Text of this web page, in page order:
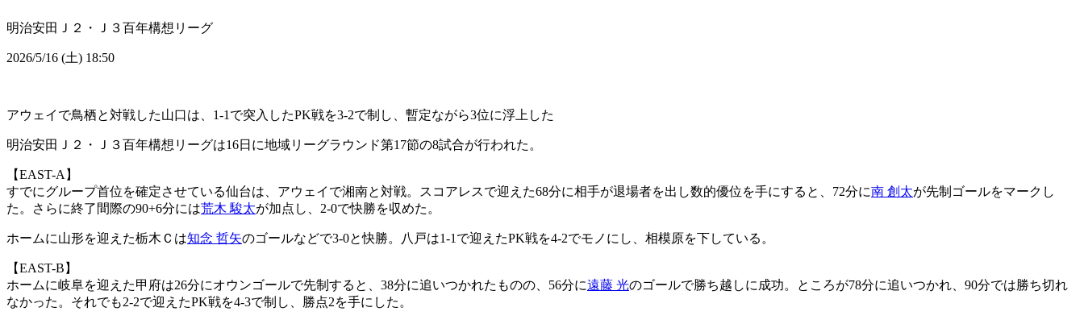
明治安田Ｊ２・Ｊ３百年構想リーグ
2026/5/16 (土) 18:50
アウェイで鳥栖と対戦した山口は、1-1で突入したPK戦を3-2で制し、暫定ながら3位に浮上した
明治安田Ｊ２・Ｊ３百年構想リーグは16日に地域リーグラウンド第17節の8試合が行われた。
【EAST-A】
すでにグループ首位を確定させている仙台は、アウェイで湘南と対戦。スコアレスで迎えた68分に相手が退場者を出し数的優位を手にすると、72分に南 創太が先制ゴールをマークし
た。さらに終了間際の90+6分には荒木 駿太が加点し、2-0で快勝を収めた。
ホームに山形を迎えた栃木Ｃは知念 哲矢のゴールなどで3-0と快勝。八戸は1-1で迎えたPK戦を4-2でモノにし、相模原を下している。
【EAST-B】
ホームに岐阜を迎えた甲府は26分にオウンゴールで先制すると、38分に追いつかれたものの、56分に遠藤 光のゴールで勝ち越しに成功。ところが78分に追いつかれ、90分では勝ち切れ
なかった。それでも2-2で迎えたPK戦を4-3で制し、勝点2を手にした。